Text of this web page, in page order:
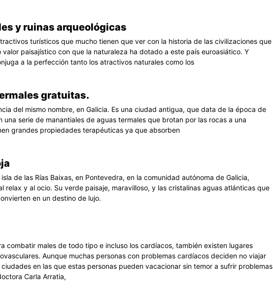
y ruinas arqueológicas
turísticos que mucho tienen que ver con la historia de las civilizaciones que
paisajístico con que la naturaleza ha dotado a este país euroasiático. Y
a la perfección tanto los atractivos naturales como los
gratuitas.
del mismo nombre, en Galicia. Es una ciudad antigua, que data de la época de
una serie de manantiales de aguas termales que brotan por las rocas a una
grandes propiedades terapéuticas ya que absorben
de las Rías Baixas, en Pontevedra, en la comunidad autónoma de Galicia,
y al ocio. Su verde paisaje, maravilloso, y las cristalinas aguas atlánticas que
en un destino de lujo.
combatir males de todo tipo e incluso los cardíacos, también existen lugares
Aunque muchas personas con problemas cardíacos deciden no viajar
en las que estas personas pueden vacacionar sin temor a sufrir problemas
Carla Arratia,